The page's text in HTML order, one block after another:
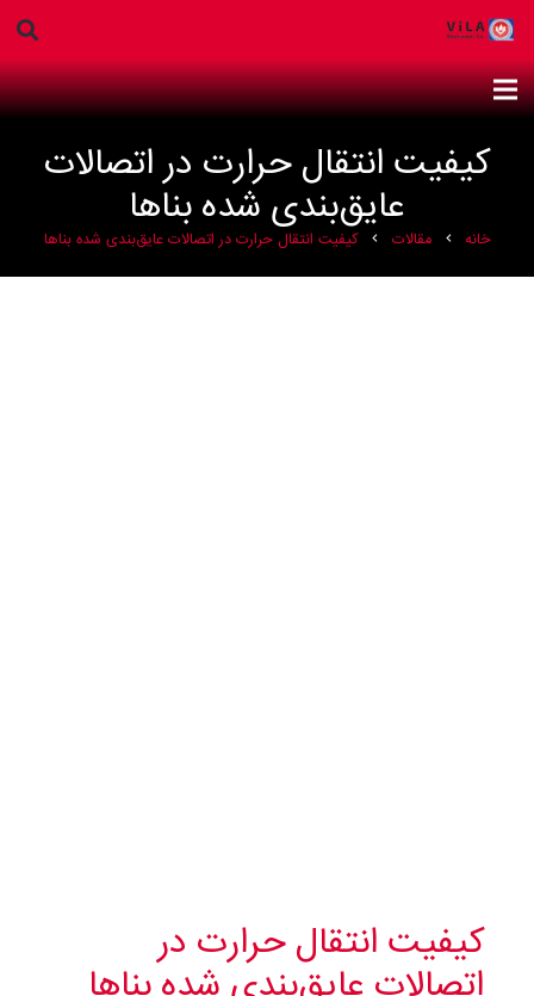
کیفیت انتقال حرارت در اتصالات
عایق‌بندی شده بناها
خانه chevron_right مقالات chevron_right کیفیت انتقال حرارت در اتصالات عایق‌بندی شده بناها
کیفیت انتقال حرارت در